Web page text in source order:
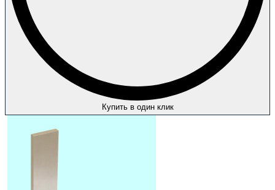
Купить в один клик